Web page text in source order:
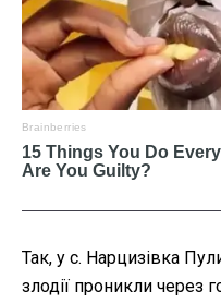
Так, у с. Нарцизівка
злодії проникли